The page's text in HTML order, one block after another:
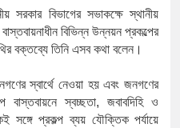
খিলক্ষেত থানা বিএনপির যুগ্ম
দেশের ৬ অঞ্চলে ঝড়ের আভাস
সার্ককে আরও গতিশীল করতে চায়
প্রেমের সম্পর্ক ছিন্ন না করায়
সরকার বিভাগের সভাকক্ষে স্থানীয়
বাস্তবায়নাধীন বিভিন্ন উন্নয়ন প্রকল্পের
বক্তব্যে তিনি এসব কথা বলেন।
স্বার্থে নেওয়া হয় এবং জনগণের
বাস্তবায়নে স্বচ্ছতা, জবাবদিহি ও
সঙ্গে প্রকল্প ব্যয় যৌক্তিক পর্যায়ে